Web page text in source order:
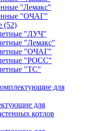
"Лемакс"
"ОЧАГ"
(52)
"ЛУЧ"
"Лемакс"
"ОЧАГ"
"РОСС"
"ТС"
для
для
котлов